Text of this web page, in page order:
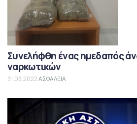
Συνελήφθη ένας ημεδαπός
ναρκωτικών
31.03.2022ΑΣΦΑΛΕΙΑ